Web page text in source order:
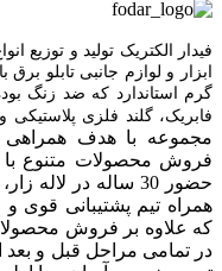
فیدار الکتریک توليد و توزیع
ابزار و لوازم جانبی تابلو
گرم استاندارد که ضد زنگ
فابریک، گلند فلزی
مجموعه با هدف همراهی
فروش محصولات متنوع با
حضور 30 ساله در
همراه تیم پشتیبانی قوی
که علاوه بر فروش محصولات
در تمامی مراحل قبل و بعد